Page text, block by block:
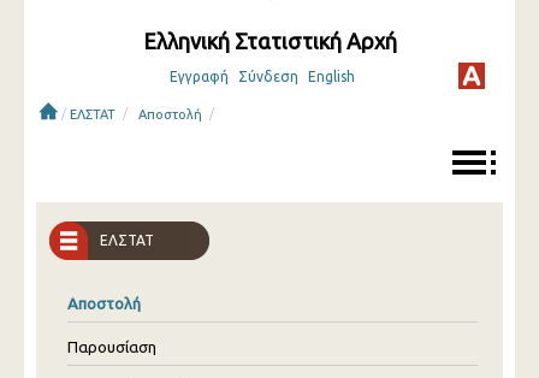
Ελληνική Στατιστική Αρχή
Εγγραφή Σύνδεση English
/ ΕΛΣΤΑΤ / Αποστολή /
ΕΛΣΤΑΤ
Αποστολή
Παρουσίαση